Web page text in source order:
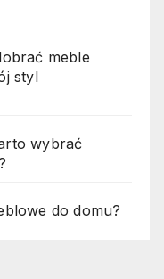
meble
styl
wybrać
do domu?